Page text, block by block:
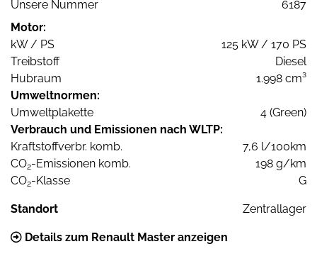
Unsere Nummer
6187
Motor:
kW / PS
125 kW / 170 PS
Treibstoff
Diesel
Hubraum
1.998 cm³
Umweltnormen:
Umweltplakette
4 (Green)
Verbrauch und Emissionen nach WLTP:
Kraftstoffverbr. komb.
7,6 l/100km
CO2-Emissionen komb.
198 g/km
CO2-Klasse G
Standort Zentrallager
Details zum Renault Master anzeigen